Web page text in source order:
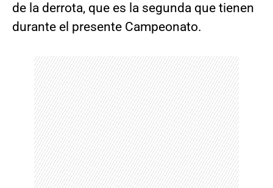
de la derrota, que es la segunda que tienen
durante el presente Campeonato.